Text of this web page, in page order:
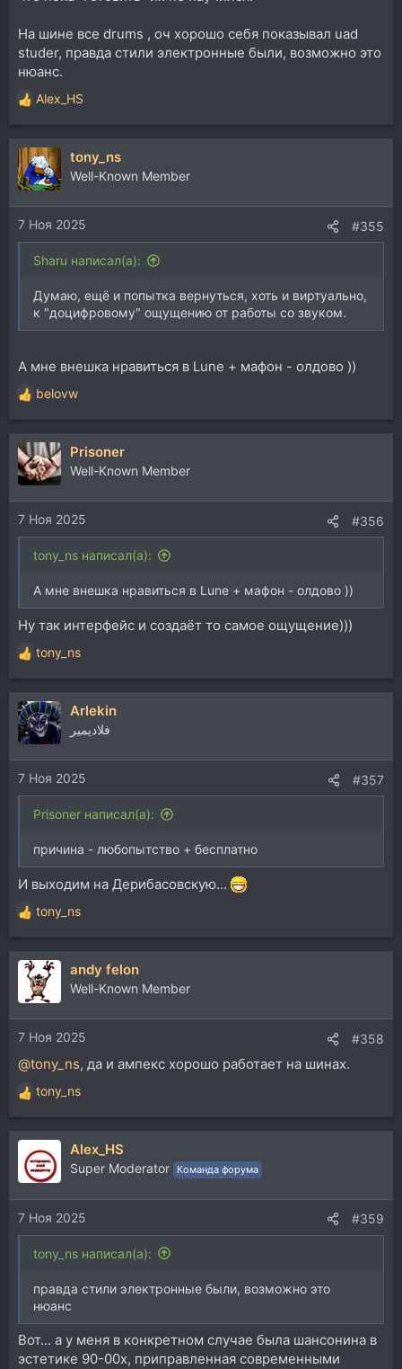
На шине все drums , оч хорошо себя показывал uad
studer, правда стили электронные были, возможно это
нюанс.
Р
е
а
к
ц
и
и
:
Alex_HS
tony_ns
Well-Known Member
7 Ноя 2025 #355
Sharu написал(а):
Думаю, ещё и попытка вернуться, хоть и виртуально,
к "доцифровому" ощущению от работы со звуком.
А мне внешка нравиться в Lune + мафон - олдово ))
Р
е
а
к
ц
и
и
:
belovw
Prisoner
Well-Known Member
7 Ноя 2025 #356
tony_ns написал(а):
А мне внешка нравиться в Lune + мафон - олдово ))
Ну так интерфейс и создаёт то самое ощущение)))
Р
е
а
к
ц
и
и
:
tony_ns
Arlekin
فلاديمير
7 Ноя 2025 #357
Prisoner написал(а):
причина - любопытство + бесплатно
И выходим на Дерибасовскую...
Р
е
а
и
и
:
tony_ns
andy felon
Well-Known Member
7 Ноя 2025 #358
@tony_ns, да и ампекс хорошо работает на шинах.
Р
е
а
ц
и
и
:
tony_ns
Alex_HS
Super Moderator Команда форума
7 Ноя 2025 #359
tony_ns написал(а):
правда стили электронные были, возможно это
нюанс
Вот... а у меня в конкретном случае была шансонина в
эстетике 90-00х, приправленная современными